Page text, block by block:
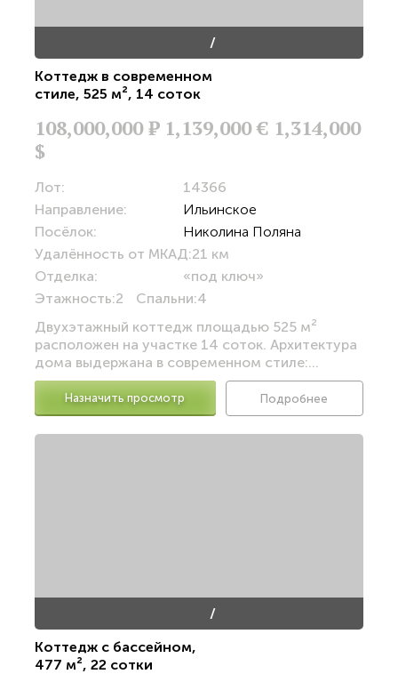
/
Коттедж в современном
стиле, 525 м², 14 соток
108,000,000Р 1,139,000 € 1,314,000
$
Лот:
14366
Направление:
Ильинское
Посёлок:
Николина Поляна
Удалённость от МКАД:21 км
Отделка:
«под ключ»
Этажность:2 Спальни:4
Двухэтажный коттедж площадью 525 м²
расположен на участке 14 соток. Архитектура
дома выдержана в современном стиле:...
Назначить просмотр Подробнее
/
Коттедж с бассейном,
477 м², 22 сотки